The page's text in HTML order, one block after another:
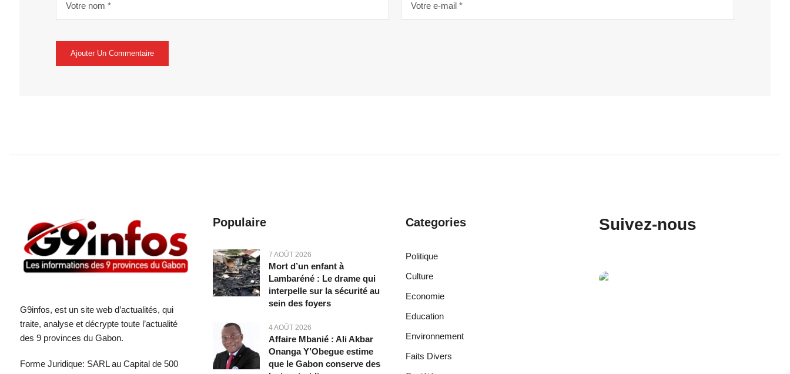
G9infos, est un site web d’actualités, qui
traite, analyse et décrypte toute l’actualité
des 9 provinces du Gabon.
Forme Juridique: SARL au Capital de 500
Populaire
7 AOÛT 2026
Mort d’un enfant à
Lambaréné : Le drame qui
interpelle sur la sécurité au
sein des foyers
4 AOÛT 2026
Affaire Mbanié : Ali Akbar
Onanga Y’Obegue estime
que le Gabon conserve des
Categories
Politique
Culture
Economie
Education
Environnement
Faits Divers
Suivez-nous